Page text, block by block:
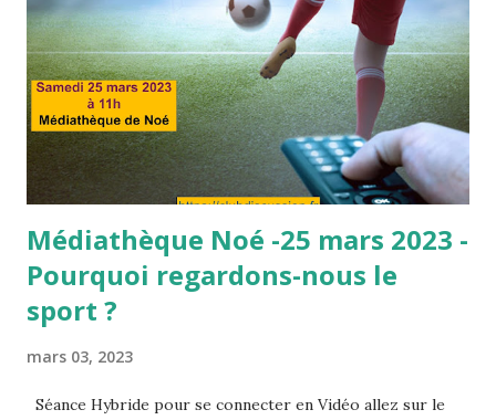
Médiathèque Noé -25 mars 2023 -
Pourquoi regardons-nous le
sport ?
mars 03, 2023
Séance Hybride pour se connecter en Vidéo allez sur le